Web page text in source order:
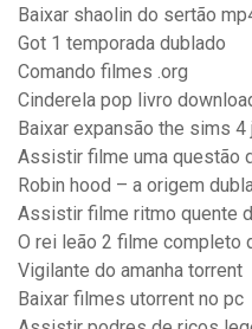
Baixar shaolin do sertão
Got 1 temporada dublado
Comando filmes .org
Cinderela pop livro
Baixar expansão the sims
Assistir filme uma questão
Robin hood – a origem
Assistir filme ritmo quente
O rei leão 2 filme completo
Vigilante do amanha torrent
Baixar filmes utorrent no pc